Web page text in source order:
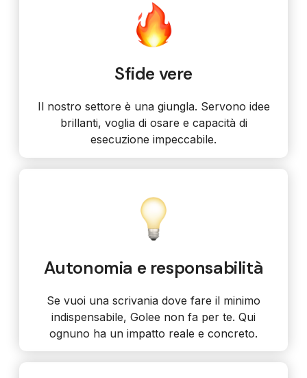
Sfide vere
Il nostro settore è una giungla. Servono idee
brillanti, voglia di osare e capacità di
esecuzione impeccabile.
Autonomia e responsabilità
Se vuoi una scrivania dove fare il minimo
indispensabile, Golee non fa per te. Qui
ognuno ha un impatto reale e concreto.